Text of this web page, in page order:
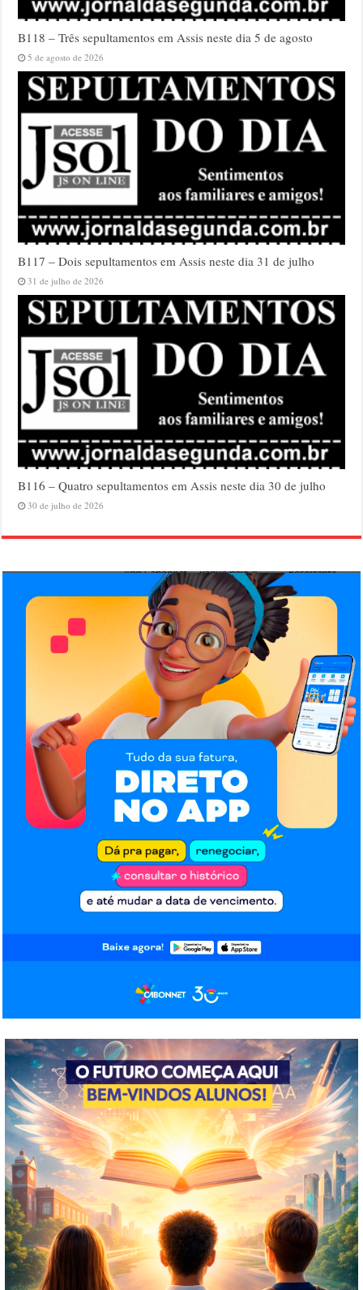
B118 – Três sepultamentos em Assis neste dia 5 de agosto
5 de agosto de 2026
B117 – Dois sepultamentos em Assis neste dia 31 de julho
31 de julho de 2026
B116 – Quatro sepultamentos em Assis neste dia 30 de julho
30 de julho de 2026